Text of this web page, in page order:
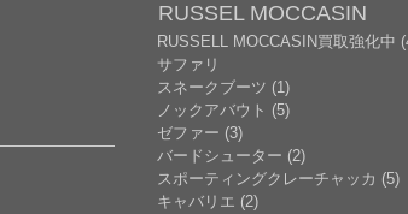
RUSSEL MOCCASIN
RUSSELL MOCCASIN買取強化中
サファリ
スネークブーツ (1)
ノックアバウト (5)
ゼファー (3)
バードシューター (2)
スポーティングクレーチャッカ (5)
キャバリエ (2)